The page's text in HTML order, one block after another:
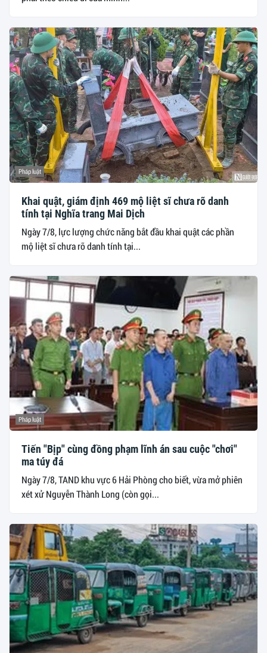
Pháp luật
Khai quật, giám định 469 mộ liệt sĩ chưa rõ danh
tính tại Nghĩa trang Mai Dịch
Ngày 7/8, lực lượng chức năng bắt đầu khai quật các phần
mộ liệt sĩ chưa rõ danh tính tại...
Pháp luật
Tiến "Bịp" cùng đồng phạm lĩnh án sau cuộc "chơi"
ma túy đá
Ngày 7/8, TAND khu vực 6 Hải Phòng cho biết, vừa mở phiên
xét xử Nguyễn Thành Long (còn gọi...